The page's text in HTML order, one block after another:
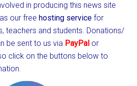
in producing this news site
our freehosting service for
teachers and students. Donations/
be sent to us via PayPal or
click on the buttons below to